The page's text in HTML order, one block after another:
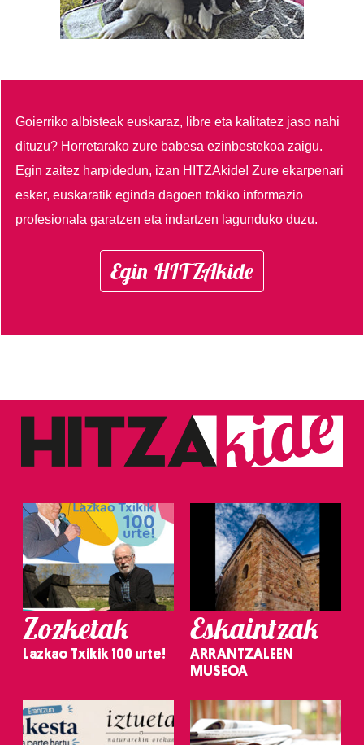
Goierriko albisteak euskaraz, libre eta kalitatez jaso nahi
dituzu? Horretarako zure babesa ezinbestekoa zaigu.
Egin zaitez harpidedun, izan HITZAkide!Zure ekarpenari
esker, euskaratik eginda dagoen tokiko informazio
profesionala garatzen eta indartzen lagunduko duzu.
Egin HITZAkide
Zozketak
Lazkao Txikik 100 urte!
Eskaintzak
ARRANTZALEEN
MUSEOA